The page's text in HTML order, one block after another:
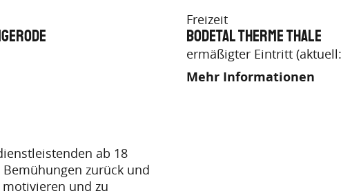
Freizeit
Bodetal Therme Thale
ermäßigter Eintritt
Mehr Informationen
ab 18
zurück und
und zu